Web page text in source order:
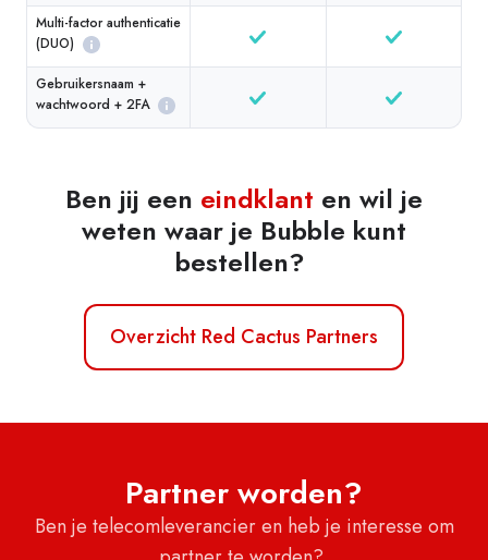
Multi-factor authenticatie
(DUO)
Gebruikersnaam +
wachtwoord + 2FA
Ben jij een eindklant en wil je
weten waar je Bubble kunt
bestellen?
Overzicht Red Cactus Partners
Partner worden?
Ben je telecomleverancier en heb je interesse om